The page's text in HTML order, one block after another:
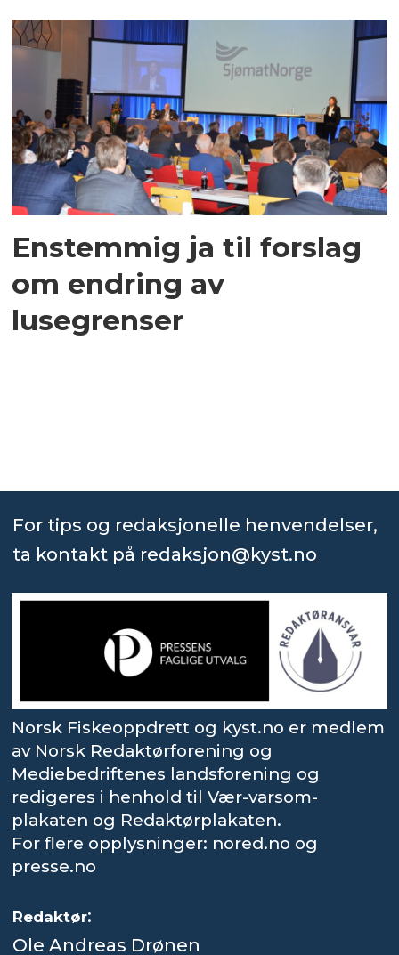
Enstemmig ja til forslag
om endring av
lusegrenser
For tips og redaksjonelle henvendelser,
ta kontakt på redaksjon@kyst.no
Norsk Fiskeoppdrett og kyst.no er medlem
av Norsk Redaktørforening og
Mediebedriftenes landsforening og
redigeres i henhold til Vær-varsom-
plakaten og Redaktørplakaten.
For flere opplysninger: nored.no og
presse.no
Redaktør:
Ole Andreas Drønen